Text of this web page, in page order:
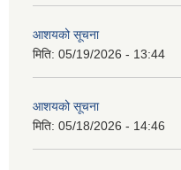
आशयको सूचना
मिति: 05/19/2026 - 13:44
आशयको सूचना
मिति: 05/18/2026 - 14:46